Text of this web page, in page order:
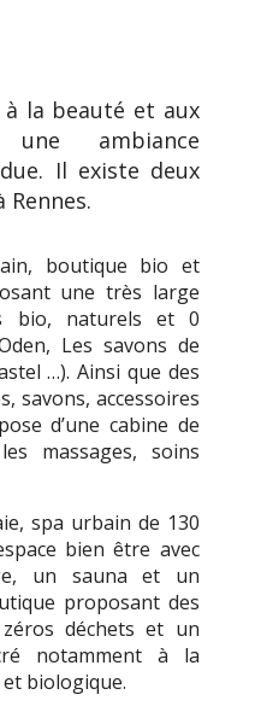
la beauté et aux
ambiance
Il existe deux
Rennes.
boutique bio et
une très large
bio, naturels et 0
Les savons de
…). Ainsi que des
savons, accessoires
d’une cabine de
massages, soins
spa urbain de 130
bien être avec
un sauna et un
proposant des
déchets et un
notamment à la
biologique.